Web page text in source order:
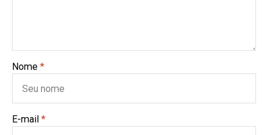
Nome *
E-mail *